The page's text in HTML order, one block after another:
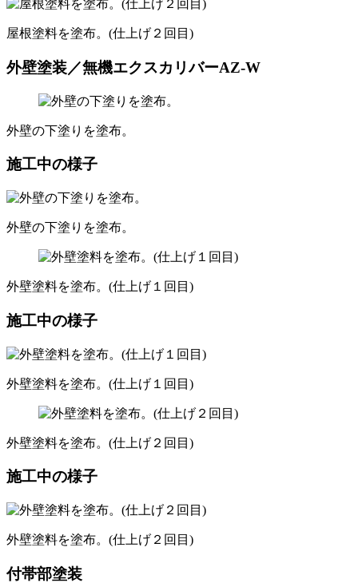
屋根塗料を塗布。(仕上げ２回目)
外壁塗装／無機エクスカリバーAZ-W
外壁の下塗りを塗布。
施工中の様子
外壁の下塗りを塗布。
外壁塗料を塗布。(仕上げ１回目)
施工中の様子
外壁塗料を塗布。(仕上げ１回目)
外壁塗料を塗布。(仕上げ２回目)
施工中の様子
外壁塗料を塗布。(仕上げ２回目)
付帯部塗装